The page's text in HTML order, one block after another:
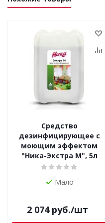
Средство
дезинфицирующее с
моющим эффектом
"Ника-Экстра М", 5л
Мало
2 074руб./шт